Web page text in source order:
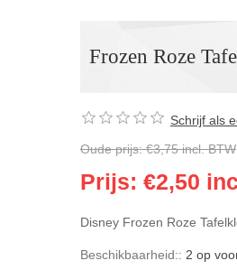
Frozen Roze
Schrijf als
Oude prijs: €3,75 incl. BTW
Prijs: €2,50
Disney Frozen Roze
Beschikbaarheid:: 2 op